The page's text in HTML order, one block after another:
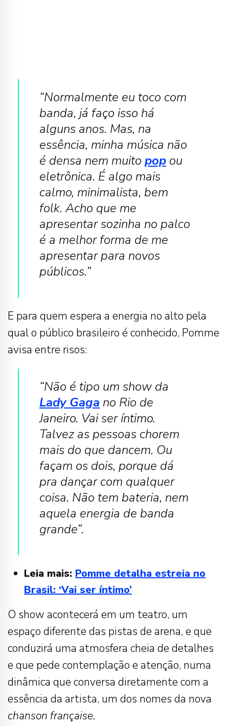
“Normalmente eu toco com
banda, já faço isso há
alguns anos. Mas, na
essência, minha música não
é densa nem muito pop ou
eletrônica. É algo mais
calmo, minimalista, bem
folk. Acho que me
apresentar sozinha no palco
é a melhor forma de me
apresentar para novos
públicos.”
E para quem espera a energia no alto pela
qual o público brasileiro é conhecido, Pomme
avisa entre risos:
“Não é tipo um show da
Lady Gaga no Rio de
Janeiro. Vai ser íntimo.
Talvez as pessoas chorem
mais do que dancem. Ou
façam os dois, porque dá
pra dançar com qualquer
coisa. Não tem bateria, nem
aquela energia de banda
grande”.
Leia mais: Pomme detalha estreia no
Brasil: ‘Vai ser íntimo’
O show acontecerá em um teatro, um
espaço diferente das pistas de arena, e que
conduzirá uma atmosfera cheia de detalhes
e que pede contemplação e atenção, numa
dinâmica que conversa diretamente com a
essência da artista, um dos nomes da nova
chanson française.